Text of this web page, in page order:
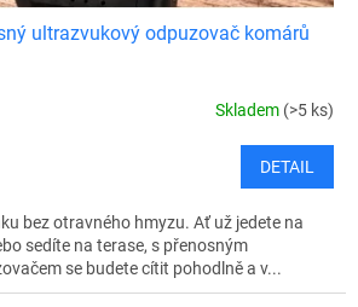
ultrazvukový odpuzovač komárů
Skladem (>5 ks)
DETAIL
bez otravného hmyzu. Ať už jedete na
sedíte na terase, s přenosným
se budete cítit pohodlně a v...